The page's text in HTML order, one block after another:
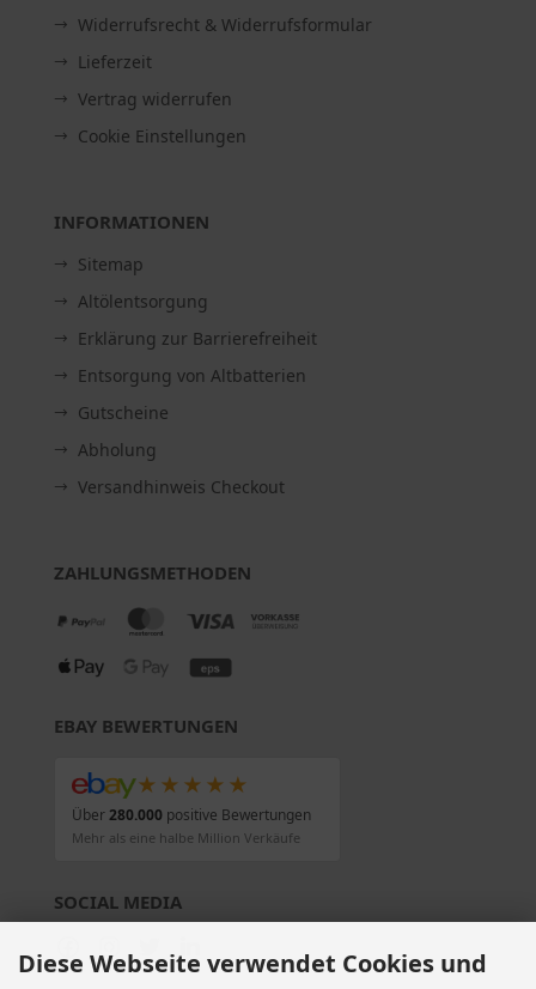
Widerrufsrecht & Widerrufsformular
Lieferzeit
Vertrag widerrufen
Cookie Einstellungen
INFORMATIONEN
Sitemap
Altölentsorgung
Erklärung zur Barrierefreiheit
Entsorgung von Altbatterien
Gutscheine
Abholung
Versandhinweis Checkout
ZAHLUNGSMETHODEN
EBAY BEWERTUNGEN
★★★★★
Über280.000positive Bewertungen
Mehr als eine halbe Million Verkäufe
SOCIAL MEDIA
Diese Webseite verwendet Cookies und